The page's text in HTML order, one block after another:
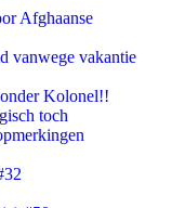
Afghaanse
vanwege vakantie
Kolonel!!
toch